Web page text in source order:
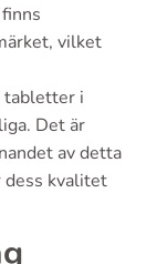
vilket
tabletter i
Det är
av detta
kvalitet